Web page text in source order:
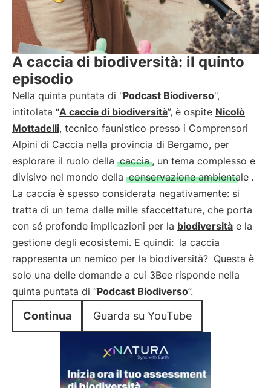
A caccia di biodiversità: il quinto
episodio
Nella quinta puntata di "Podcast Biodiverso",
intitolata “A caccia di biodiversità”, è ospite Nicolò
Mottadelli, tecnico faunistico presso i Comprensori
Alpini di Caccia nella provincia di Bergamo, per
esplorare il ruolo della caccia , un tema complesso e
divisivo nel mondo della conservazione ambientale .
La caccia è spesso considerata negativamente: si
tratta di un tema dalle mille sfaccettature, che porta
con sé profonde implicazioni per la biodiversità e la
gestione degli ecosistemi. E quindi: la caccia
rappresenta un nemico per la biodiversità? Questa è
solo una delle domande a cui 3Bee risponde nella
quinta puntata di “Podcast Biodiverso”.
Continua Guarda su YouTube